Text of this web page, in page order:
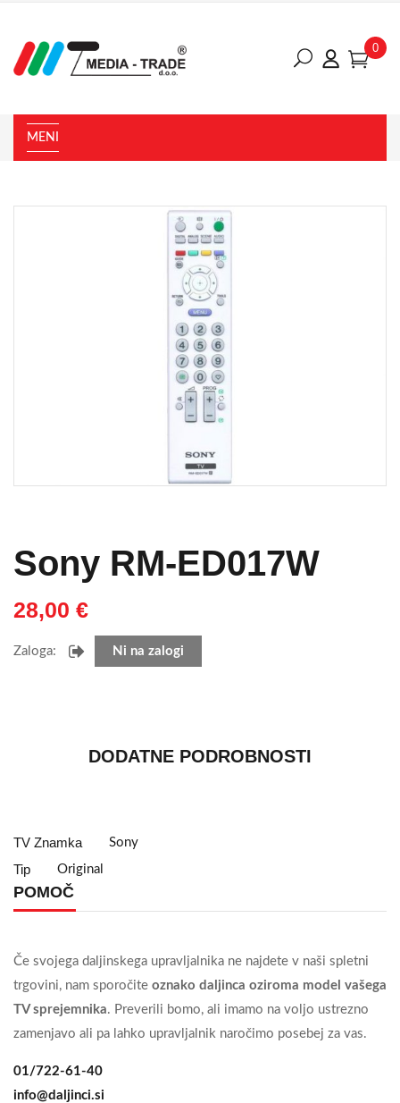
0
MENI
Sony RM-ED017W
28,00 €
Zaloga: Ni na zalogi
DODATNE PODROBNOSTI
TV Znamka Sony
Tip Original
POMOČ
Če svojega daljinskega upravljalnika ne najdete v naši spletni
trgovini, nam sporočite oznako daljinca oziroma model vašega
TV sprejemnika. Preverili bomo, ali imamo na voljo ustrezno
zamenjavo ali pa lahko upravljalnik naročimo posebej za vas.
01/722-61-40
info@daljinci.si